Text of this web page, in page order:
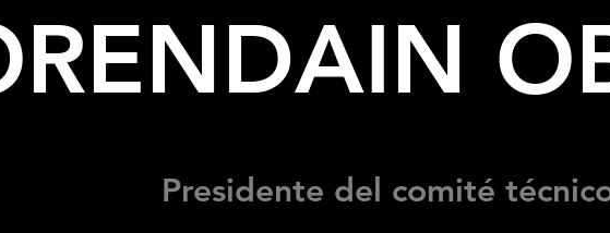
Presidente del comité